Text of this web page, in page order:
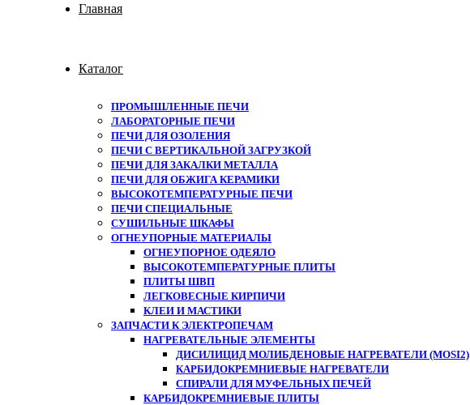
Главная
Каталог
ПРОМЫШЛЕННЫЕ ПЕЧИ
ЛАБОРАТОРНЫЕ ПЕЧИ
ПЕЧИ ДЛЯ ОЗОЛЕНИЯ
ПЕЧИ С ВЕРТИКАЛЬНОЙ ЗАГРУЗКОЙ
ПЕЧИ ДЛЯ ЗАКАЛКИ МЕТАЛЛА
ПЕЧИ ДЛЯ ОБЖИГА КЕРАМИКИ
ВЫСОКОТЕМПЕРАТУРНЫЕ ПЕЧИ
ПЕЧИ СПЕЦИАЛЬНЫЕ
СУШИЛЬНЫЕ ШКАФЫ
ОГНЕУПОРНЫЕ МАТЕРИАЛЫ
ОГНЕУПОРНОЕ ОДЕЯЛО
ВЫСОКОТЕМПЕРАТУРНЫЕ ПЛИТЫ
ПЛИТЫ ШВП
ЛЕГКОВЕСНЫЕ КИРПИЧИ
КЛЕИ И МАСТИКИ
ЗАПЧАСТИ К ЭЛЕКТРОПЕЧАМ
НАГРЕВАТЕЛЬНЫЕ ЭЛЕМЕНТЫ
ДИСИЛИЦИД МОЛИБДЕНОВЫЕ НАГРЕВАТЕЛИ (MOSI2)
КАРБИДОКРЕМНИЕВЫЕ НАГРЕВАТЕЛИ
СПИРАЛИ ДЛЯ МУФЕЛЬНЫХ ПЕЧЕЙ
КАРБИДОКРЕМНИЕВЫЕ ПЛИТЫ